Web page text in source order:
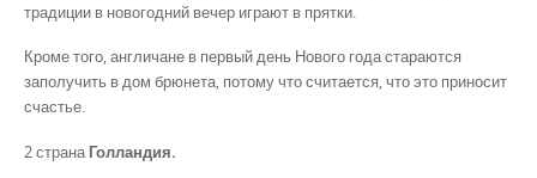
традиции в новогодний вечер играют в прятки.
Кроме того, англичане в первый день Нового года стараются
заполучить в дом брюнета, потому что считается, что это приносит
счастье.
2 страна Голландия.